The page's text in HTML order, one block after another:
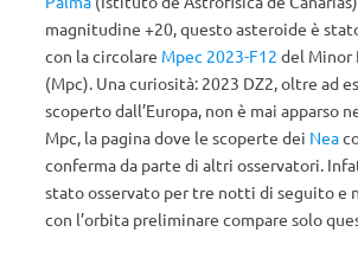
magnitudine +20, questo asteroide è
con la circolare Mpec 2023-F12 del Minor
(Mpc). Una curiosità: 2023 DZ2, oltre ad
scoperto dall’Europa, non è mai apparso
Mpc, la pagina dove le scoperte dei Nea
conferma da parte di altri osservatori.
stato osservato per tre notti di seguito e
con l’orbita preliminare compare solo